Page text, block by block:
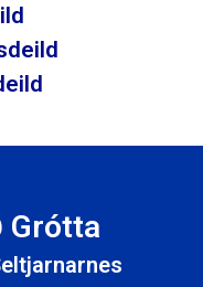
Grótta